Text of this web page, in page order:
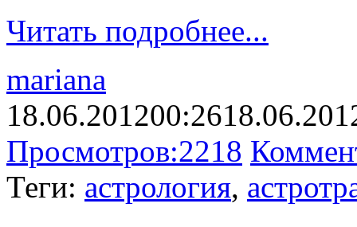
Читать подробнее...
mariana
18.06.201200:26
Просмотров:2218
Теги: астрология,